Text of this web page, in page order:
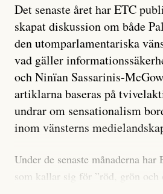
Det senaste året har ETC
skapat diskussion om både
den utomparlamentariska
vad gäller
och Ninïan Sassarinis-
artiklarna baseras på
undrar om sensationalism
inom vänsterns
Under de senaste månaderna
som kallar sig för ”röd, grön och